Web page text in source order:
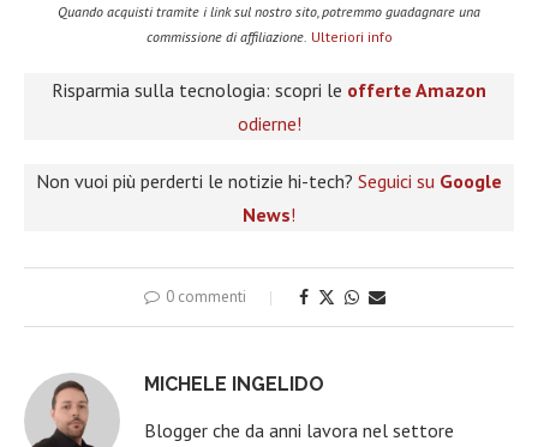
Quando acquisti tramite i link sul nostro sito, potremmo guadagnare una
commissione di affiliazione. Ulteriori info
Risparmia sulla tecnologia: scopri le offerte Amazon
odierne!
Non vuoi più perderti le notizie hi-tech? Seguici su Google
News!
0 commenti
MICHELE INGELIDO
Blogger che da anni lavora nel settore